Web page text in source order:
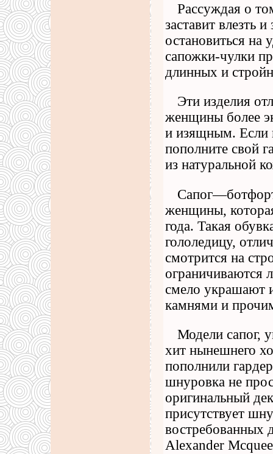
Рассуждая о
заставит влезть
остановиться на
сапожки-чулки
длинных и
Эти изделия
женщины более
и изящным. Если
пополните свой
из натуральной
женщины,
года. Такая
гололедицу,
смотрится на
ограничиваются
смело украшают
камнями и
Модели сапог,
хит нынешнего
пополнили
шнуровка не
оригинальный
присутствует
востребованных
Alexander